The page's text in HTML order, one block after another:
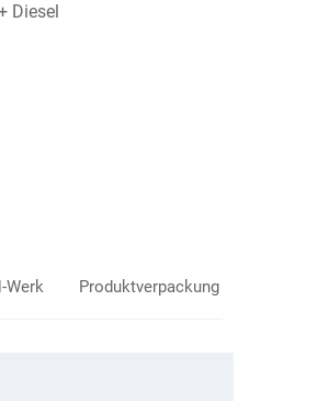
Diesel
Werk Produktverpackung